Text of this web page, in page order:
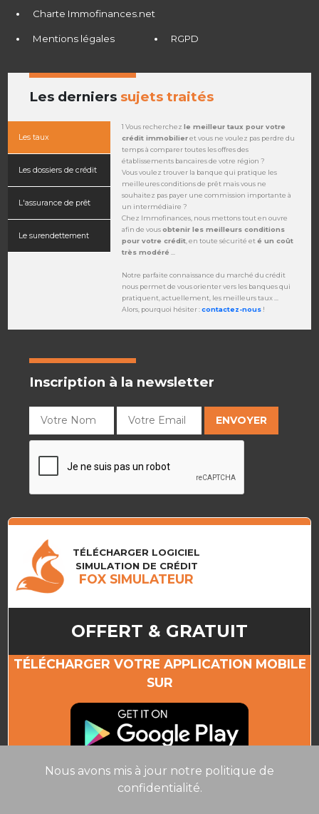
Charte Immofinances.net
Mentions légales RGPD
Les derniers sujets traités
Les taux
Les dossiers de crédit
L'assurance de prêt
Le surendettement
1 Vous recherchez le meilleur taux pour votre
crédit immobilieret vous ne voulez pas perdre du
temps à comparer toutes les offres des
établissements bancaires de votre région ?
Vous voulez trouver la banque qui pratique les
meilleures conditions de prêt mais vous ne
souhaitez pas payer une commission importante à
un intermédiaire ?
Chez Immofinances, nous mettons tout en ouvre
afin de vousobtenir les meilleurs conditions
pour votre crédit, en toute sécurité eté un coût
très modéré ...
Notre parfaite connaissance du marché du crédit
nous permet de vous orienter vers les banques qui
pratiquent, actuellement, les meilleurs taux ...
Alors, pourquoi hésiter :contactez-nous!
Inscription à la newsletter
TÉLÉCHARGER LOGICIEL
SIMULATION DE CRÉDIT
FOX SIMULATEUR
OFFERT & GRATUIT
TÉLÉCHARGER VOTRE APPLICATION MOBILE
SUR
Nous avons mis à jour notre politique de
confidentialité.